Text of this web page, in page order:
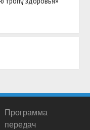
Программа
передач